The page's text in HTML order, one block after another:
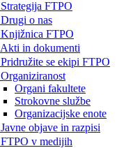
Strategija FTPO
Drugi o nas
Knjižnica FTPO
Akti in dokumenti
Pridružite se ekipi FTPO
Organiziranost
Organi fakultete
Strokovne službe
Organizacijske enote
Javne objave in razpisi
FTPO v medijih